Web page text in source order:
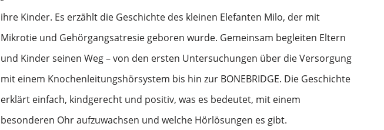
ihre Kinder. Es erzählt die Geschichte des kleinen Elefanten Milo, der mit
Mikrotie und Gehörgangsatresie geboren wurde. Gemeinsam begleiten Eltern
und Kinder seinen Weg – von den ersten Untersuchungen über die Versorgung
mit einem Knochenleitungshörsystem bis hin zur BONEBRIDGE. Die Geschichte
erklärt einfach, kindgerecht und positiv, was es bedeutet, mit einem
besonderen Ohr aufzuwachsen und welche Hörlösungen es gibt.